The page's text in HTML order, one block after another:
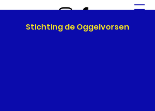
Stichting de Oggelvorsen